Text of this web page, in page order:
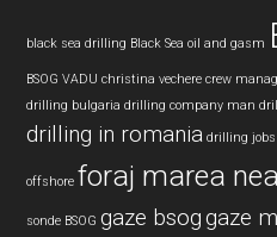
black sea drilling Black Sea oil and gasm
BSOG VADU christina vechere crew
drilling bulgaria drilling company man
drilling in romania drilling jobs
offshore foraj marea
sonde BSOG gaze bsoggaze